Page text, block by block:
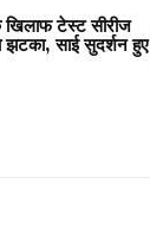
खिलाफ टेस्ट सीरीज
साई सुदर्शन हुए